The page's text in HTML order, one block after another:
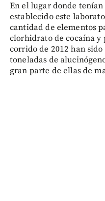
En el lugar donde
establecido este
cantidad de elementos
clorhidrato de cocaína y
corrido de 2012 han
toneladas de
gran parte de ellas de